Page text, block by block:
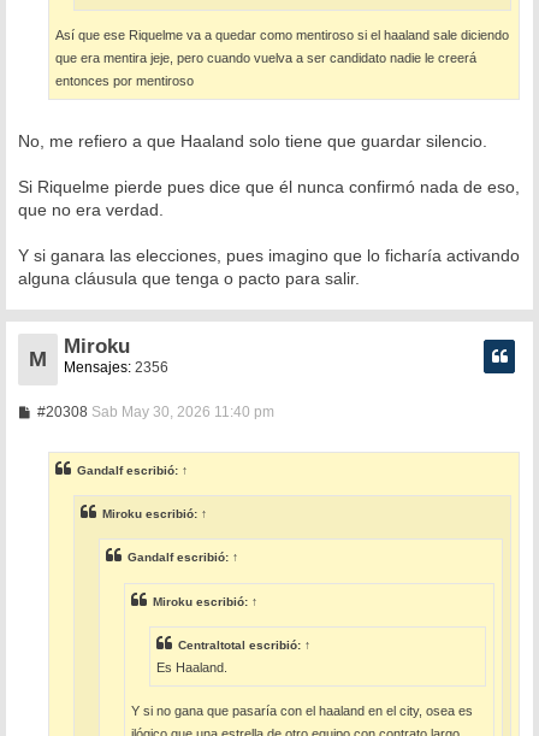
Así que ese Riquelme va a quedar como mentiroso si el haaland sale diciendo
que era mentira jeje, pero cuando vuelva a ser candidato nadie le creerá
entonces por mentiroso
No, me refiero a que Haaland solo tiene que guardar silencio.
Si Riquelme pierde pues dice que él nunca confirmó nada de eso,
que no era verdad.
Y si ganara las elecciones, pues imagino que lo ficharía activando
alguna cláusula que tenga o pacto para salir.
M
Miroku
Mensajes: 2356
#20308M
a
j
e
Sab May 30, 2026 11:40 pm
Gandalfescribió: ↑
Miroku escribió: ↑
Gandalfescribió: ↑
Miroku escribió: ↑
Centraltotal escribió: ↑
Es Haaland.
Y si no gana que pasaría con el haaland en el city, osea es